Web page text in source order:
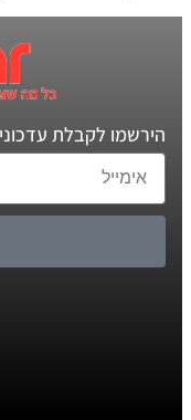
הירשמו לקבלת עדכונים